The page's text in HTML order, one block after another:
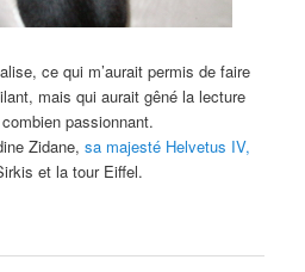
ce qui m’aurait permis de faire
mais qui aurait gêné la lecture
passionnant.
Zidane, sa majesté Helvetus IV,
et la tour Eiffel.